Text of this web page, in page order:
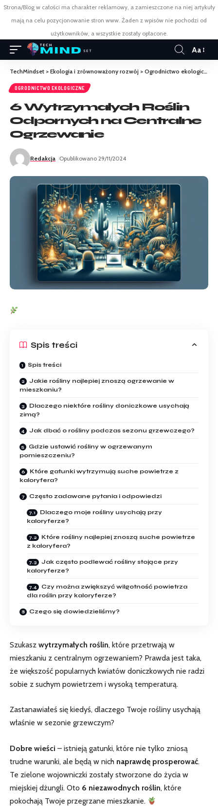
Strona/Blog w całości ma charakter reklamowy, a zamieszczone na niej artykuły
mają na celu pozycjonowanie stron www. Żaden z wpisów nie pochodzi od
użytkowników, a wszystkie zostały opłacone.
Aa
TechMindset > Ekologia i zrównoważony rozwój > Ogrodnictwo ekologiczne
OGRODNICTWO EKOLOGICZNE
6 Wytrzymałych Roślin
Odpornych na Centralne
Ogrzewanie
Redakcja Opublikowano 29/11/2024
Spis treści
Spis treści
Jakie rośliny najlepiej ‍znoszą ⁢ogrzewanie w
mieszkaniu?
Dlaczego niektóre rośliny doniczkowe usychają
zimą?
Jak dbać o ⁢rośliny podczas sezonu grzewczego?
Gdzie ustawić rośliny w ogrzewanym
pomieszczeniu?
Które gatunki wytrzymują suche powietrze z
kaloryfera?
Często zadawane pytania i odpowiedzi
Dlaczego moje rośliny usychają przy
kaloryferze?
Które rośliny najlepiej znoszą ⁢suche powietrze
z kaloryfera?
Jak często podlewać rośliny ‍stojące przy
kaloryferze?
Czy można zwiększyć wilgotność‌ powietrza
dla roślin przy kaloryferze?
Czego się dowiedzieliśmy?
Szukasz wytrzymałych roślin, ‍które przetrwają⁤ w
mieszkaniu z centralnym ogrzewaniem? Prawda jest taka,
że większość popularnych kwiatów doniczkowych nie radzi
sobie z suchym powietrzem i wysoką‌ temperaturą.
Zastanawiałeś się kiedyś, dlaczego Twoje rośliny usychają
właśnie w sezonie grzewczym?
Dobre wieści – istnieją gatunki, które nie tylko zniosą
trudne warunki, ale będą w nich naprawdę prosperować.
Te zielone wojowniczki zostały ⁢stworzone do życia w ​
miejskiej dżungli. Oto 6 niezawodnych roślin, które
pokochają ⁢Twoje ⁣przegrzane mieszkanie.